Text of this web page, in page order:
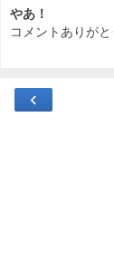
やあ！
コメントありがと
‹